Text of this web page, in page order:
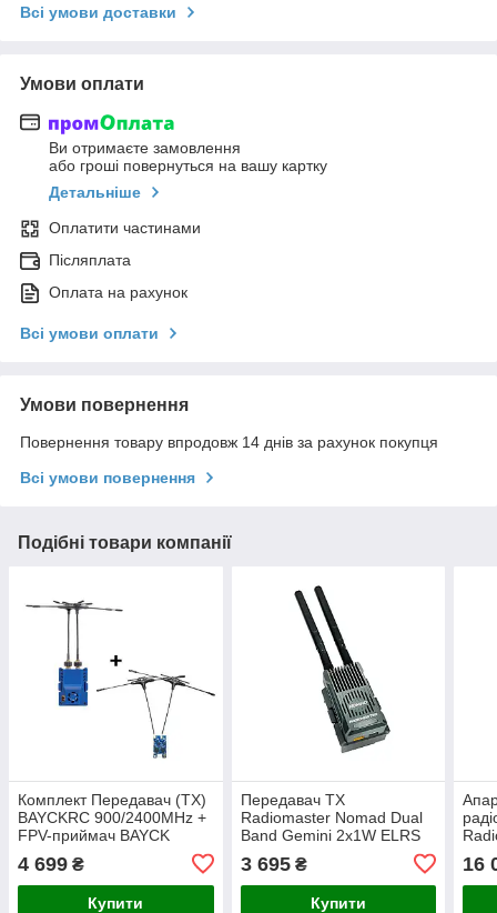
Всі умови доставки
Умови оплати
Ви отримаєте замовлення
або гроші повернуться на вашу картку
Детальніше
Оплатити частинами
Післяплата
Оплата на рахунок
Всі умови оплати
Умови повернення
Повернення товару впродовж 14 днів за рахунок покупця
Всі умови повернення
Подібні товари компанії
Комплект Передавач (TX)
BAYCKRC 900/2400MHz +
FPV-приймач BAYCK
4 699 ₴
Купити
Передавач TX
Radiomaster Nomad Dual
Band Gemini 2x1W ELRS
3 695₴
Купити
16